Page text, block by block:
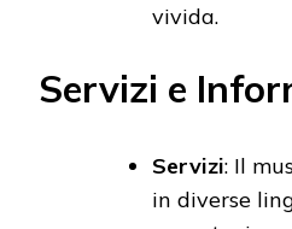
vivida.
Servizi e
Servizi: Il
in diverse